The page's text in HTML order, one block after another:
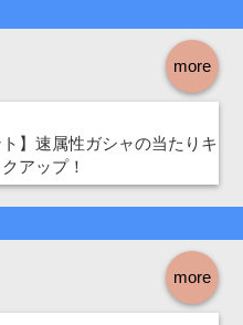
more
ト】速属性ガシャの当たりキ
アップ！
more